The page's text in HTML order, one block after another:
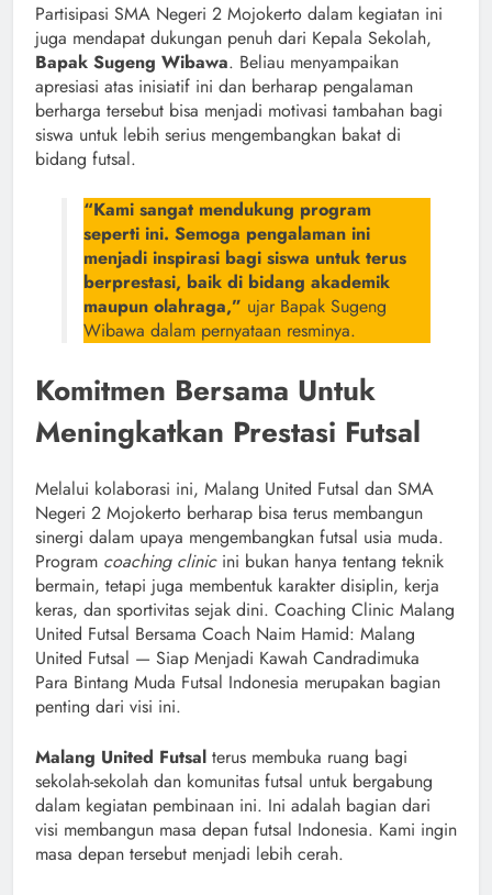
Partisipasi SMA Negeri 2 Mojokerto dalam kegiatan ini
juga mendapat dukungan penuh dari Kepala Sekolah,
Bapak Sugeng Wibawa. Beliau menyampaikan
apresiasi atas inisiatif ini dan berharap pengalaman
berharga tersebut bisa menjadi motivasi tambahan bagi
siswa untuk lebih serius mengembangkan bakat di
bidang futsal.
“Kami sangat mendukung program
seperti ini. Semoga pengalaman ini
menjadi inspirasi bagi siswa untuk terus
berprestasi, baik di bidang akademik
maupun olahraga,” ujar Bapak Sugeng
Wibawa dalam pernyataan resminya.
Komitmen Bersama Untuk
Meningkatkan Prestasi Futsal
Melalui kolaborasi ini, Malang United Futsal dan SMA
Negeri 2 Mojokerto berharap bisa terus membangun
sinergi dalam upaya mengembangkan futsal usia muda.
Program coaching clinicini bukan hanya tentang teknik
bermain, tetapi juga membentuk karakter disiplin, kerja
keras, dan sportivitas sejak dini. Coaching Clinic Malang
United Futsal Bersama Coach Naim Hamid: Malang
United Futsal — Siap Menjadi Kawah Candradimuka
Para Bintang Muda Futsal Indonesia merupakan bagian
penting dari visi ini.
Malang United Futsal terus membuka ruang bagi
sekolah-sekolah dan komunitas futsal untuk bergabung
dalam kegiatan pembinaan ini. Ini adalah bagian dari
visi membangun masa depan futsal Indonesia. Kami ingin
masa depan tersebut menjadi lebih cerah.